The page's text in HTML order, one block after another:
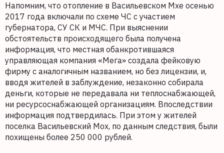
Напомним, что отопление в Васильевском Мхе осенью
2017 года включали по схеме ЧС с участием
губернатора, СУ СК и МЧС. При выяснении
обстоятельств происходящего была получена
информация, что местная обанкротившаяся
управляющая компания «Мега» создала фейковую
фирму с аналогичным названием, но без лицензии, и,
вводя жителей в заблуждение, незаконно собирала
деньги, которые не передавала ни теплоснабжающей,
ни ресурсоснабжающей организациям. Впоследствии
информация подтвердилась. При этом у жителей
поселка Васильевский Мох, по данным следствия, были
похищены более 250 000 рублей.